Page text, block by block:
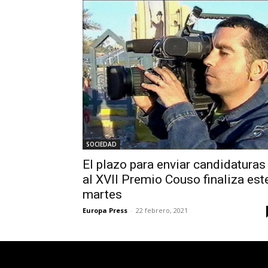
SOCIEDAD
El plazo para enviar candidaturas
al XVII Premio Couso finaliza
martes
Europa Press - 22 febrero, 2021